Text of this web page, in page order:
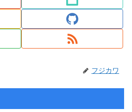
フジカワ